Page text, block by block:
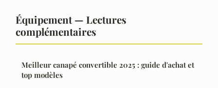
Équipement — Lectures
complémentaires
Meilleur canapé convertible 2025 : guide d'achat et
top modèles